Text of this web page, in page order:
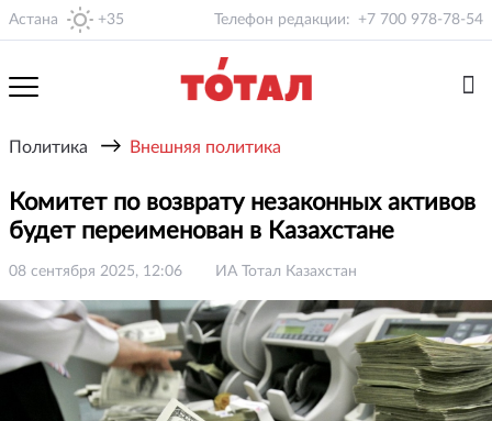
Астана +35 Телефон редакции: +7 700 978-78-54
Политика → Внешняя политика
Комитет по возврату незаконных активов
будет переименован в Казахстане
08 сентября 2025, 12:06 ИА Тотал Казахстан